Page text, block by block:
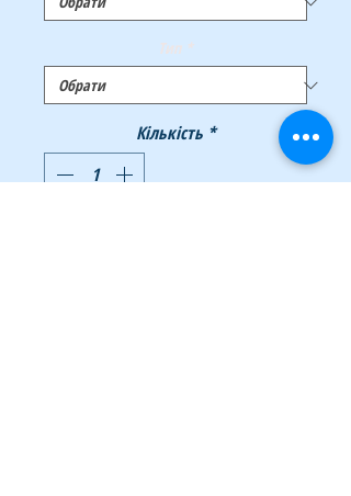
Тип *
Кількість *